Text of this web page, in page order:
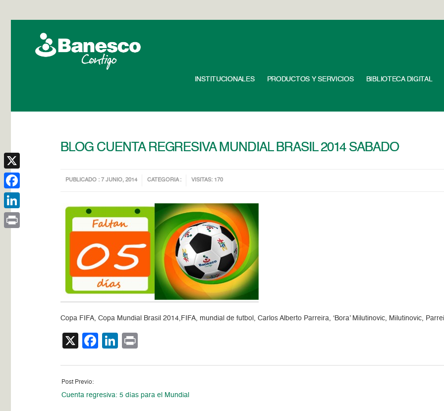
INSTITUCIONALES PRODUCTOS Y SERVICIOS BIBLIOTECA DIGITAL
BLOG CUENTA REGRESIVA MUNDIAL BRASIL 2014 SABADO
PUBLICADO : 7 JUNIO, 2014 CATEGORIA : VISITAS: 170
Copa FIFA, Copa Mundial Brasil 2014,FIFA, mundial de futbol, Carlos Alberto Parreira, ‘Bora’ Milutinovic, Milutinovic,
X Facebook
LinkedIn
Post Previo:
Cuenta regresiva: 5 días para el Mundial
X
Facebook
LinkedIn